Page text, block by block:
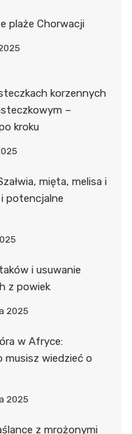
plaże Chorwacji
korzennych
–
kroku
mięta, melisa i
potencjalne
i usuwanie
z powiek
2025
w Afryce:
musisz wiedzieć o
2025
z mrożonymi